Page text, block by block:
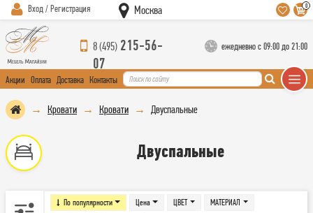
Вход / Регистрация Москва 0
8 (495) 215-56-
07
ежедневно с 09:00 до 21:00
Акции Оплата Доставка Контакты
Кровати Кровати Двуспальные
Двуспальные
По популярности Цена ЦВЕТ МАТЕРИАЛ